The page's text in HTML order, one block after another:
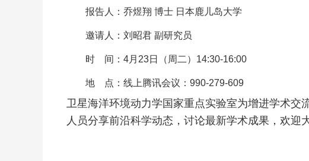
报告人：乔煜翔 博士 日本鹿儿岛大学
邀请人：刘昭君 副研究员
时 间：4月23日（周二）14:30-16:00
地 点：线上腾讯会议：990-279-609
卫星海洋环境动力学国家重点实验室为增进学术交
人员分享前沿科学动态，讨论最新学术成果，欢迎